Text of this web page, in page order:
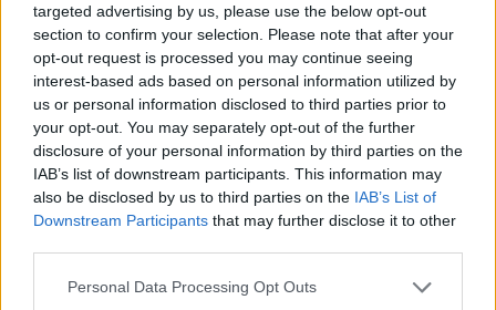
targeted advertising by us, please use the below opt-out
section to confirm your selection. Please note that after your
opt-out request is processed you may continue seeing
interest-based ads based on personal information utilized by
us or personal information disclosed to third parties prior to
your opt-out. You may separately opt-out of the further
disclosure of your personal information by third parties on the
IAB’s list of downstream participants. This information may
also be disclosed by us to third parties on the IAB’s List of
Downstream Participants that may further disclose it to other
Please note that this website/app uses one or more Google
Personal Data Processing Opt Outs